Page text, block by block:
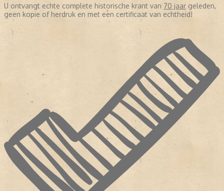
U ontvangt echte complete historische krant van 70 jaar geleden,
geen kopie of herdruk en met een certificaat van echtheid!